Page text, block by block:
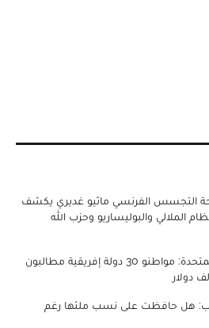
التجسس الفرنسي ماثيو غديري يكشف
الملالي والبوليساريو وحزب الله
تأشيرة الدخول للولايات المتحدة: مواطنو 30 دولة إفريقية مطالبون
هل حافظت على نسب ملئها رغم